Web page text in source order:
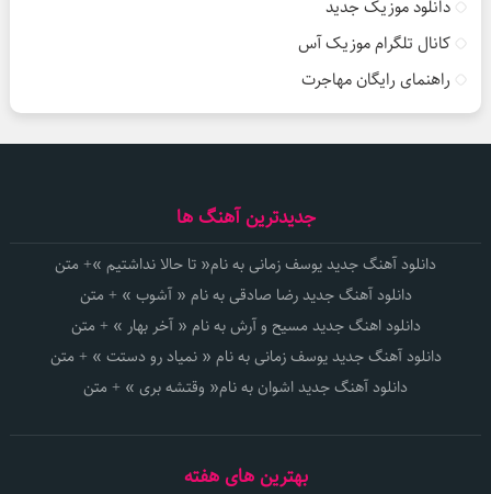
دانلود موزیک جدید
کانال تلگرام موزیک آس
راهنمای رایگان مهاجرت
جدیدترین آهنگ ها
دانلود آهنگ جدید یوسف زمانی به نام« تا حالا نداشتیم »+ متن
دانلود آهنگ جدید رضا صادقی به نام « آشوب » + متن
دانلود اهنگ جدید مسیح و آرش به نام « آخر بهار » + متن
دانلود آهنگ جدید یوسف زمانی به نام « نمیاد رو دستت » + متن
دانلود آهنگ جدید اشوان به نام« وقتشه بری » + متن
بهترین های هفته